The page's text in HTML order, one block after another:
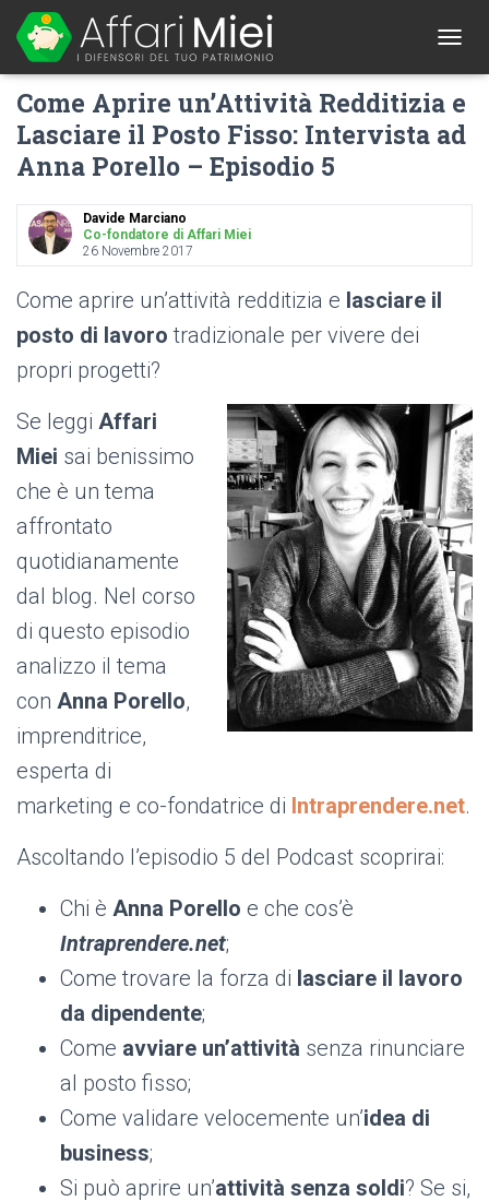
O
G
G
L
Come Aprire un’Attività Redditizia e
Lasciare il Posto Fisso: Intervista ad
Anna Porello – Episodio 5
Davide Marciano
Co-fondatore di Affari Miei
26 Novembre 2017
Come aprire un’attività redditizia e lasciare il
posto di lavoro tradizionale per vivere dei
propri progetti?
Se leggi Affari
Miei sai benissimo
che è un tema
affrontato
quotidianamente
dal blog. Nel corso
di questo episodio
analizzo il tema
con Anna Porello,
imprenditrice,
esperta di
marketing e co-fondatrice di Intraprendere.net.
Ascoltando l’episodio 5 del Podcast scoprirai:
Chi è Anna Porello e che cos’è
Intraprendere.net;
Come trovare la forza di lasciare il lavoro
da dipendente;
Come avviare un’attività senza rinunciare
al posto fisso;
Come validare velocemente un’idea di
business;
Si può aprire un’attività senza soldi? Se si,